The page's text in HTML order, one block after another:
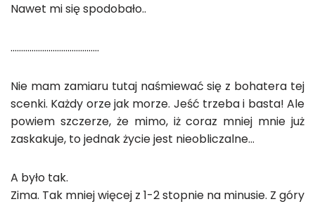
Nawet mi się spodobało..
……………………………………
Nie mam zamiaru tutaj naśmiewać się z bohatera tej
scenki. Każdy orze jak morze. Jeść trzeba i basta! Ale
powiem szczerze, że mimo, iż coraz mniej mnie już
zaskakuje, to jednak życie jest nieobliczalne…
A było tak.
Zima. Tak mniej więcej z 1-2 stopnie na minusie. Z góry